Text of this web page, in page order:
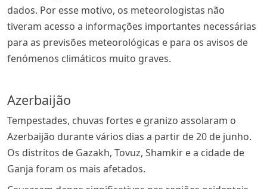
dados. Por esse motivo, os meteorologistas não
tiveram acesso a informações importantes necessárias
para as previsões meteorológicas e para os avisos de
fenómenos climáticos muito graves.
Azerbaijão
Tempestades, chuvas fortes e granizo assolaram o
Azerbaijão durante vários dias a partir de 20 de junho.
Os distritos de Gazakh, Tovuz, Shamkir e a cidade de
Ganja foram os mais afetados.